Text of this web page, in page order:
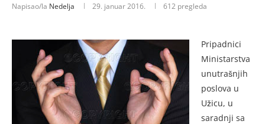
Napisao/la Nedelja 29. januar 2016. 612 pregleda
Pripadnici
Ministarstva
unutrašnjih
poslova u
Užicu, u
saradnji sa